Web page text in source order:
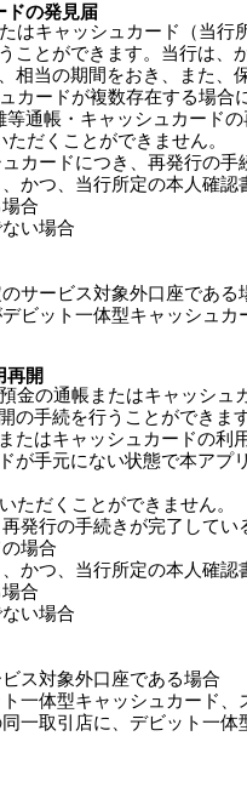
の発見届
はキャッシュカード（当
ことができます。当行は
当の期間をおき、また、
カードが複数存在する場
通帳・キャッシュカード
だくことができません。
カードにつき、再発行の手
かつ、当行所定の本人確
合
い場合
サービス対象外口座である
ビット一体型キャッシュ
再開
金の通帳またはキャッシ
の手続を行うことができ
はキャッシュカードの利
が手元にない状態で本ア
ただくことができません。
発行の手続きが完了してい
場合
かつ、当行所定の本人確
合
い場合
ス対象外口座である場合
一体型キャッシュカード
一取引店に、デビット一